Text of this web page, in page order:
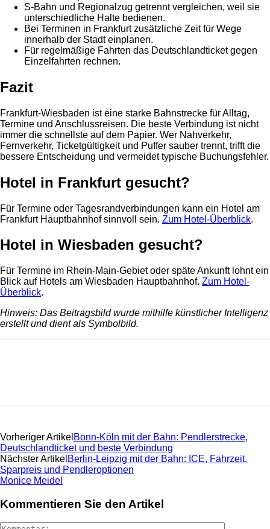
S-Bahn und Regionalzug getrennt vergleichen, weil sie
unterschiedliche Halte bedienen.
Bei Terminen in Frankfurt zusätzliche Zeit für Wege
innerhalb der Stadt einplanen.
Für regelmäßige Fahrten das Deutschlandticket gegen
Einzelfahrten rechnen.
Fazit
Frankfurt-Wiesbaden ist eine starke Bahnstrecke für Alltag,
Termine und Anschlussreisen. Die beste Verbindung ist nicht
immer die schnellste auf dem Papier. Wer Nahverkehr,
Fernverkehr, Ticketgültigkeit und Puffer sauber trennt, trifft die
bessere Entscheidung und vermeidet typische Buchungsfehler.
Hotel in Frankfurt gesucht?
Für Termine oder Tagesrandverbindungen kann ein Hotel am
Frankfurt Hauptbahnhof sinnvoll sein. Zum Hotel-Überblick.
Hotel in Wiesbaden gesucht?
Für Termine im Rhein-Main-Gebiet oder späte Ankunft lohnt ein
Blick auf Hotels am Wiesbaden Hauptbahnhof. Zum Hotel-
Überblick.
Hinweis: Das Beitragsbild wurde mithilfe künstlicher Intelligenz
erstellt und dient als Symbolbild.
Vorheriger Artikel Bonn-Köln mit der Bahn: Pendlerstrecke,
Deutschlandticket und beste Verbindung
Nächster Artikel Berlin-Leipzig mit der Bahn: ICE, Fahrzeit,
Sparpreis und Pendleroptionen
Monice Meidel
Kommentieren Sie den Artikel